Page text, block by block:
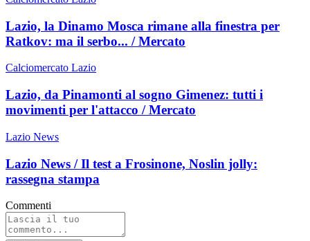
Lazio, la Dinamo Mosca rimane alla finestra per
Ratkov: ma il serbo... / Mercato
Calciomercato Lazio
Lazio, da Pinamonti al sogno Gimenez: tutti i
movimenti per l'attacco / Mercato
Lazio News
Lazio News / Il test a Frosinone, Noslin jolly:
rassegna stampa
Commenti